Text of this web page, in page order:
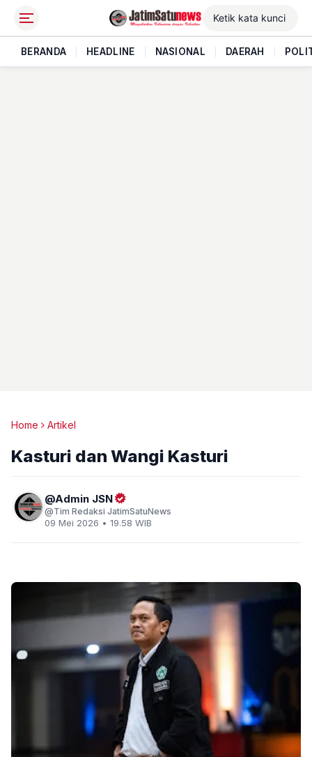
BERANDA HEADLINE NASIONAL DAERAH
Home Artikel
Kasturi dan Wangi Kasturi
Admin JSN
Tim Redaksi JatimSatuNews
09 Mei 2026 • 19.58 WIB